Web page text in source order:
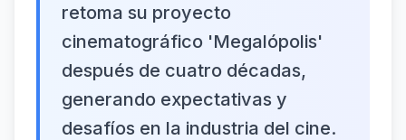
retoma su proyecto
cinematográfico 'Megalópolis'
después de cuatro décadas,
generando expectativas y
desafíos en la industria del cine.